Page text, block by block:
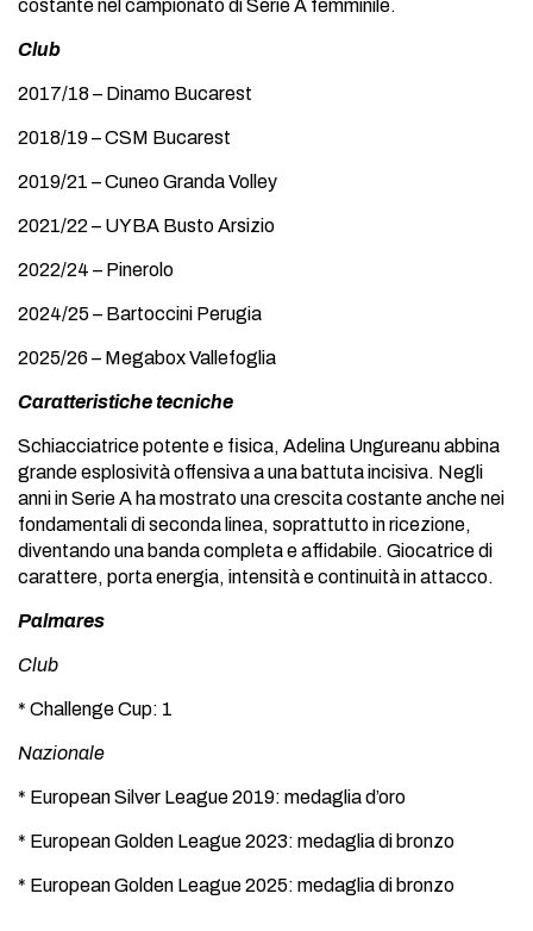
costante nel campionato di Serie A femminile.
Club
2017/18 – Dinamo Bucarest
2018/19 – CSM Bucarest
2019/21 – Cuneo Granda Volley
2021/22 – UYBA Busto Arsizio
2022/24 – Pinerolo
2024/25 – Bartoccini Perugia
2025/26 – Megabox Vallefoglia
Caratteristiche tecniche
Schiacciatrice potente e fisica, Adelina Ungureanu abbina
grande esplosività offensiva a una battuta incisiva. Negli
anni in Serie A ha mostrato una crescita costante anche nei
fondamentali di seconda linea, soprattutto in ricezione,
diventando una banda completa e affidabile. Giocatrice di
carattere, porta energia, intensità e continuità in attacco.
Palmares
Club
* Challenge Cup: 1
Nazionale
* European Silver League 2019: medaglia d’oro
* European Golden League 2023: medaglia di bronzo
* European Golden League 2025: medaglia di bronzo